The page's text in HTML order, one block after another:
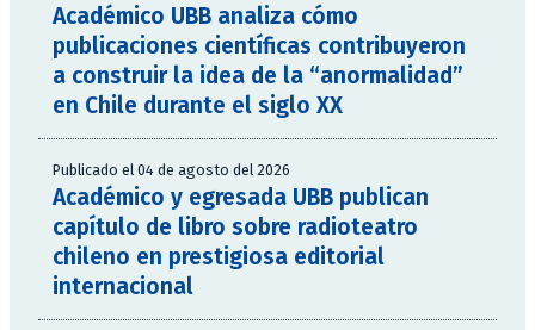
Académico UBB analiza cómo
publicaciones científicas contribuyeron
a construir la idea de la “anormalidad”
en Chile durante el siglo XX
Publicado el 04 de agosto del 2026
Académico y egresada UBB publican
capítulo de libro sobre radioteatro
chileno en prestigiosa editorial
internacional